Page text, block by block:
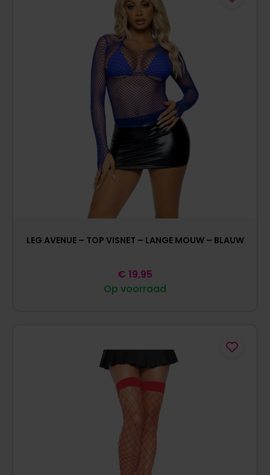
LEG AVENUE – TOP VISNET – LANGE MOUW – BLAUW
Op voorraad
€ 19,95